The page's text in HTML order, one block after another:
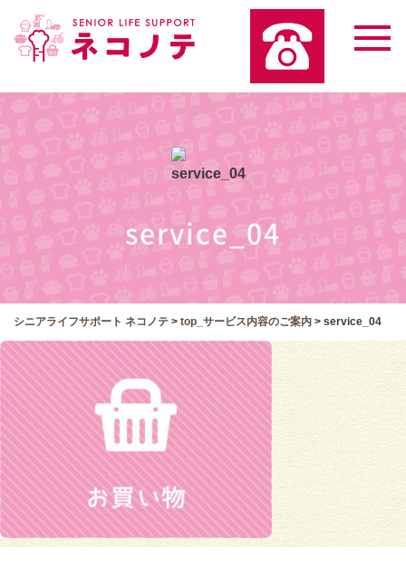
service_04
シニアライフサポート ネコノテ > top_サービス内容のご案内 > service_04